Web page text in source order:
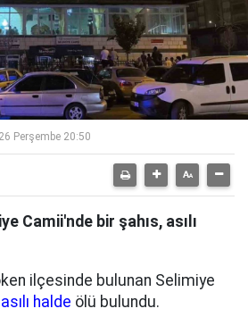
Perşembe 20:50
Camii'nde bir şahıs, asılı
ilçesinde bulunan Selimiye
asılı halde ölü bulundu.